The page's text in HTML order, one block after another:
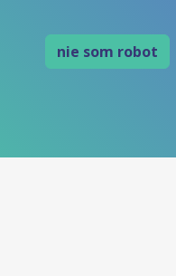
nie som robot